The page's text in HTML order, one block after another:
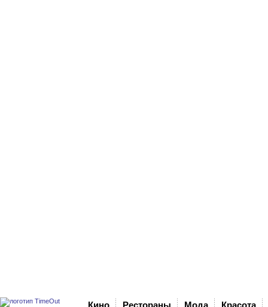
Кино Рестораны Мода Красота